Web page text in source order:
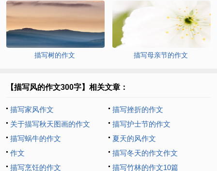
描写树的作文 描写母亲节的作文
【描写风的作文300字】相关文章：
描写家风作文
描写挫折的作文
关于描写秋天图画的作文
描写护士节的作文
描写蜗牛的作文
夏天的风作文
作文
描写冬天的作文作文
描写烹饪的作文
描写竹林的作文10篇